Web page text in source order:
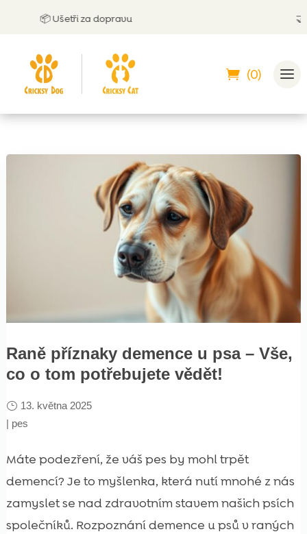
📦 Ušetři za dopravu
(0)
Raně příznaky demence u psa – Vše,
co o tom potřebujete vědět!
13. května 2025
| pes
Máte podezření, že váš pes by mohl trpět
demencí? Je to myšlenka, která nutí mnohé z nás
zamyslet se nad zdravotním stavem našich psích
společníků. Rozpoznání demence u psů v raných